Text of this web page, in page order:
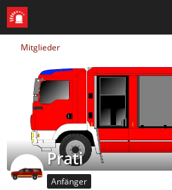
Mitglieder
Prati
Anfänger